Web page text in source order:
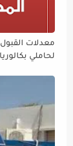
معدلات
لحاملي بكالوريا 2025